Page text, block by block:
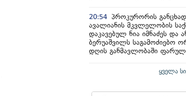
20:54 პროკურორის
ავალიანის მკვლელობის
დაკავებულ ნია იმნაძეს და
ბერუაშვილს საგამოძიებო
დღის განმავლობაში
ყველა